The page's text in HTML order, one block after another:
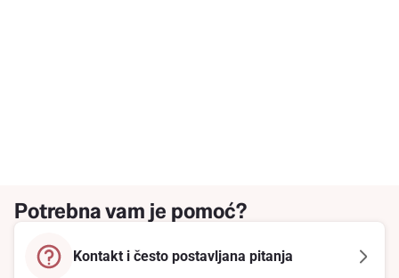
Potrebna vam je pomoć?
Kontakt i često postavljana pitanja